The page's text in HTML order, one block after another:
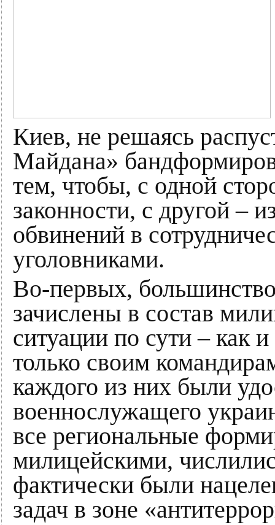
Киев, не решаясь
Майдана»
тем, чтобы, с одной
законности, с другой –
обвинений в
уголовниками.
Во-первых,
зачислены в состав
ситуации по сути – как
только своим
каждого из них были
военнослужащего
все региональные
милицейскими,
фактически были
задач в зоне